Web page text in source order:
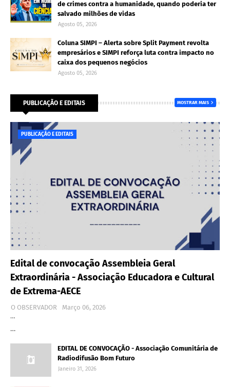
de crimes contra a humanidade, quando poderia ter
salvado milhões de vidas
Agosto 05, 2026
Coluna SIMPI – Alerta sobre Split Payment revolta
empresários e SIMPI reforça luta contra impacto no
caixa dos pequenos negócios
Agosto 05, 2026
PUBLICAÇÃO E EDITAIS MOSTRAR MAIS
PUBLICAÇÃO E EDITAIS
Edital de convocação Assembleia Geral
Extraordinária - Associação Educadora e Cultural
de Extrema-AECE
O OBSERVADOR
Março 06, 2026
…
…
EDITAL DE CONVOCAÇÃO - Associação Comunitária de
Radiodifusão Bom Futuro
Janeiro 31, 2026